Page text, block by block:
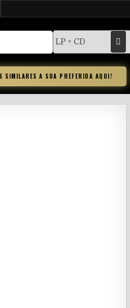
SIMILARES A SUA PREFERIDA AQUI!